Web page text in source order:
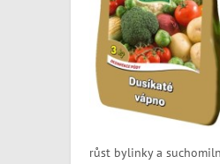
růst bylinky a